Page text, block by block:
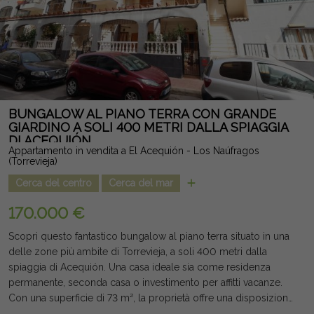
Costa e Torrevieja, situate a pochi minuti di distanza. Una
proprietà dal design moderno, finiture eccellenti e una
posizione privilegiata che riunisce tutte le qualità per godere
dello stile di vita autentico mediterraneo. Nota legale: Tasse e
costi non inclusi. Le informazioni fornite sono indicative e non
vincolanti dal punto di vista legale, e possono contenere errori.
BUNGALOW AL PIANO TERRA CON GRANDE
GIARDINO A SOLI 400 METRI DALLA SPIAGGIA
DI ACEQUIÓN
Appartamento in vendita a El Acequión - Los Naúfragos
(Torrevieja)
Cerca del centro
Cerca del mar
170.000 €
Scopri questo fantastico bungalow al piano terra situato in una
delle zone più ambite di Torrevieja, a soli 400 metri dalla
spiaggia di Acequión. Una casa ideale sia come residenza
permanente, seconda casa o investimento per affitti vacanze.
Con una superficie di 73 m², la proprietà offre una disposizione